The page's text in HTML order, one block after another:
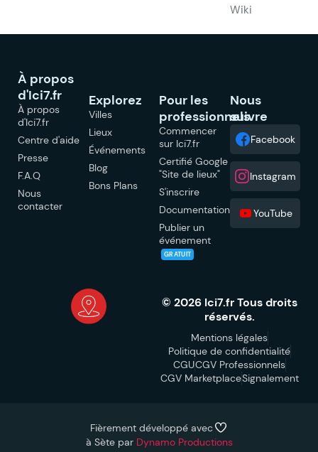
Wiki
À propos
d'Ici7.fr
À propos
d'Ici7.fr
Centre d'aide
Presse
F.A.Q
Nous
contacter
Explorez
Villes
Lieux
Événements
Blog
Bons Plans
Pour les
professionnels
Commencer
sur Ici7.fr
Certifié Google
"Site de lieux"
S'inscrire
Documentation
Publier un
événement
GRATUIT
Nous
suivre
Facebook
Instagram
YouTube
© 2026 Ici7.fr Tous droits
réservés.
Mentions légales
Politique de confidentialité
CGUCGV Professionnels
CGV MarketplaceSignalement
Fièrement développé avec
à Sète par Dynamo Productions